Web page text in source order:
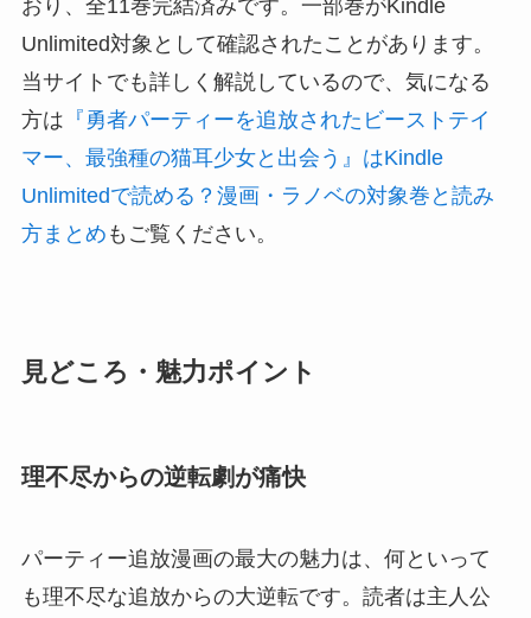
おり、全11巻完結済みです。一部巻がKindle
Unlimited対象として確認されたことがあります。
当サイトでも詳しく解説しているので、気になる
方は 『勇者パーティーを追放されたビーストテイ
マー、最強種の猫耳少女と出会う』はKindle
Unlimitedで読める？漫画・ラノベの対象巻と読み
方まとめ もご覧ください。
見どころ・魅力ポイント
理不尽からの逆転劇が痛快
パーティー追放漫画の最大の魅力は、何といって
も理不尽な追放からの大逆転です。読者は主人公